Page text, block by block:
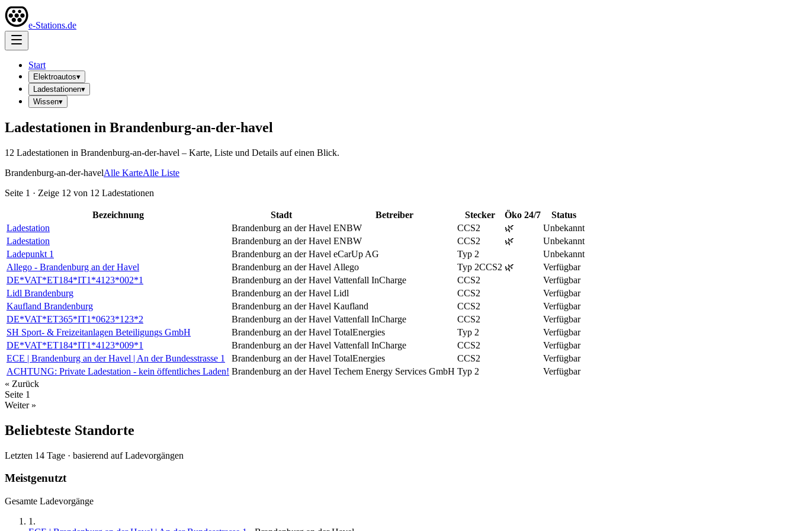
e-Stations.de
Start
Elektroautos▾
Ladestationen▾
Wissen▾
Ladestationen in Brandenburg-an-der-havel
12 Ladestationen in Brandenburg-an-der-havel – Karte, Liste und Details auf einen Blick.
Brandenburg-an-der-havelAlle KarteAlle Liste
Seite 1 · Zeige 12 von 12 Ladestationen
Bezeichnung Stadt Betreiber Stecker Öko 24/7
Status
Ladestation
Brandenburg an der Havel ENBW CCS2 🌿
Unbekannt
Ladestation
Brandenburg an der Havel ENBW CCS2 🌿
Unbekannt
Ladepunkt 1
Brandenburg an der Havel eCarUp AG Typ 2
Unbekannt
Allego - Brandenburg an der Havel
Brandenburg an der Havel Allego Typ 2CCS2 🌿
Verfügbar
DE*VAT*ET184*IT1*4123*002*1
Brandenburg an der Havel Vattenfall InCharge CCS2
Verfügbar
Lidl Brandenburg
Brandenburg an der Havel Lidl CCS2
Verfügbar
Kaufland Brandenburg
Brandenburg an der Havel Kaufland CCS2
Verfügbar
DE*VAT*ET365*IT1*0623*123*2
Brandenburg an der Havel Vattenfall InCharge CCS2
Verfügbar
SH Sport- & Freizeitanlagen Beteiligungs GmbH
Brandenburg an der Havel TotalEnergies Typ 2
Verfügbar
DE*VAT*ET184*IT1*4123*009*1
Brandenburg an der Havel Vattenfall InCharge CCS2
Verfügbar
ECE | Brandenburg an der Havel | An der Bundesstrasse 1
Brandenburg an der Havel TotalEnergies CCS2
Verfügbar
ACHTUNG: Private Ladestation - kein öffentliches Laden! Brandenburg an der Havel Techem Energy Services GmbH Typ 2
Verfügbar
« Zurück
Seite 1
Weiter »
Beliebteste Standorte
Letzten 14 Tage · basierend auf Ladevorgängen
Meistgenutzt
Gesamte Ladevorgänge
1 .